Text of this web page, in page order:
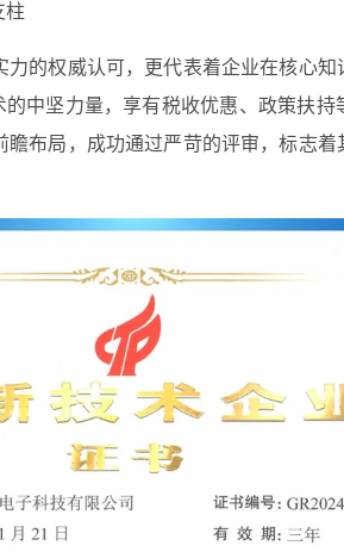
柱
的权威认可，更代表着企业在核心
中坚力量，享有税收优惠、政策扶
布局，成功通过严苛的评审，标志